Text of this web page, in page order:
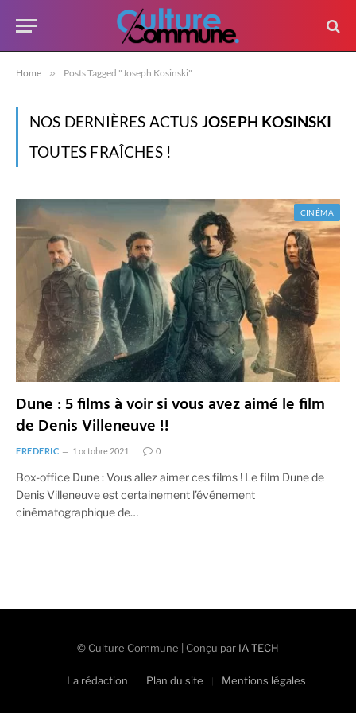
Home » Posts Tagged "Joseph Kosinski"
NOS DERNIÈRES ACTUS JOSEPH KOSINSKI
TOUTES FRAÎCHES !
CINÉMA
Dune : 5 films à voir si vous avez aimé le film
de Denis Villeneuve !!
FREDERIC 1 octobre 2021 0
Box-office Dune : Vous allez aimer ces films ! Le film Dune de
Denis Villeneuve est certainement l’événement
cinématographique de…
© Culture Commune | Conçu par IA TECH
La rédaction Plan du site Mentions légales